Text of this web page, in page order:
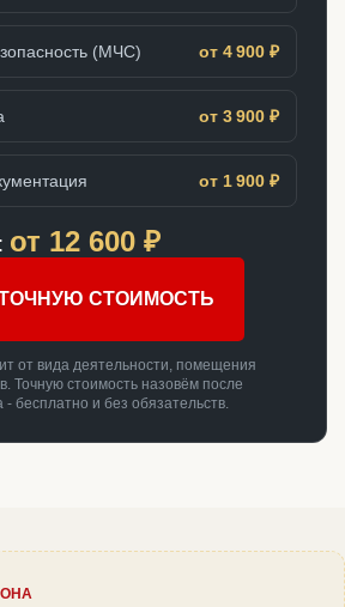
(МЧС) от 4 900 ₽
от 3 900 ₽
от 1 900 ₽
от 12 600 ₽
СТОИМОСТЬ
от вида деятельности, помещения
Точную стоимость назовём после
- бесплатно и без обязательств.